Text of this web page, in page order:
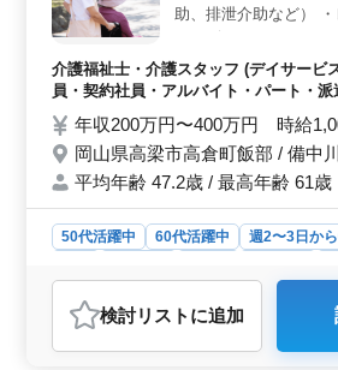
助、排泄介助など）
書類整理 ・サービス
談、助言 等 ポイント
応募お待ちしておりま
介護福祉士・介護スタッフ (デイサービ
員・契約社員・アルバイト・パート・派
年収200万円〜400万円 時給
岡山県高梁市高倉町飯部 / 備中
平均年齢 47.2歳 / 最高年齢 61歳
50代活躍中 60代活躍中 週2〜3日か
介護福祉士・介護
おすすめポイント
＜通勤の利便性＞ 岡山県高梁市の
検討リスト に追加